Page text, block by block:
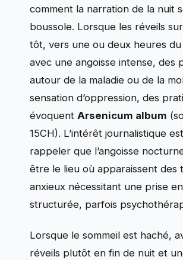
comment la narration de la nuit
boussole. Lorsque les réveils
tôt, vers une ou deux heures du
avec une angoisse intense, des
autour de la maladie ou de la
sensation d’oppression, des
évoquent Arsenicum album
15CH). L’intérêt journalistique
rappeler que l’angoisse
être le lieu où apparaissent des
anxieux nécessitant une prise
structurée, parfois
Lorsque le sommeil est haché,
réveils plutôt en fin de nuit et